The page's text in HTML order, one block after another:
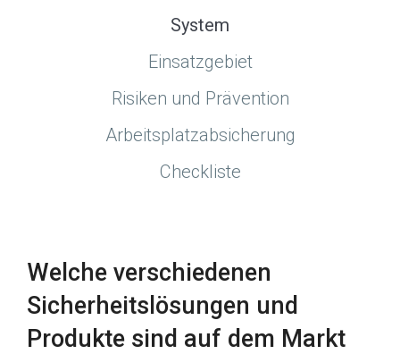
System
Einsatzgebiet
Risiken und Prävention
Arbeitsplatzabsicherung
Checkliste
Welche verschiedenen
Sicherheitslösungen und
Produkte sind auf dem Markt